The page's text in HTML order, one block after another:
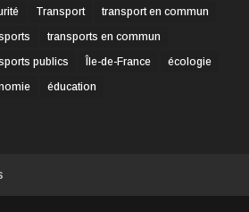
Transport
transport en commun
transports en commun
publics
Île-de-France
écologie
éducation